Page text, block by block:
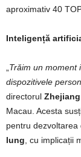
aproximativ 40
Inteligență
Trăim un moment
dispozitivele
directorul
Macau. Acesta
pentru dezvoltarea
lung , cu implicații